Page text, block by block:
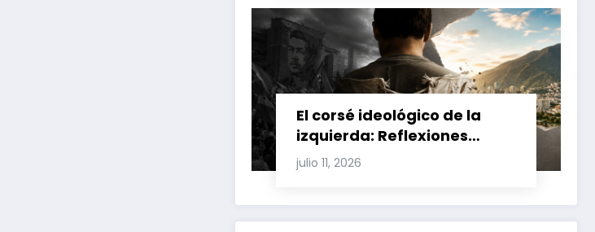
El corsé ideológico de la
izquierda: Reflexiones
sobre el fracaso chavista y
la crisis moral en América
julio 11, 2026